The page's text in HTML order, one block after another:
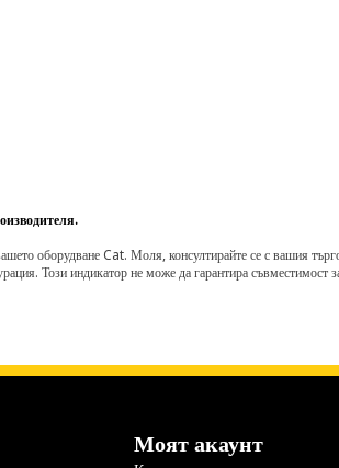
оборудване Cat. Моля, консултирайте се с вашия
Този индикатор не може да гарантира съвместимост
Моят акаунт